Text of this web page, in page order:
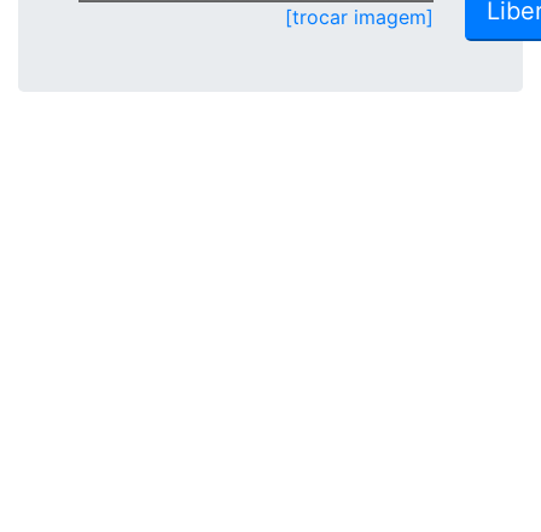
[trocar imagem]